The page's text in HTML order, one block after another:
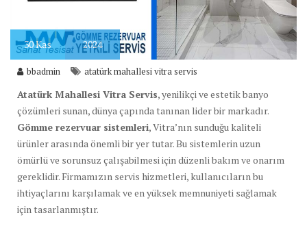
30Kas 2024
bbadmin atatürk mahallesi vitra servis
Atatürk Mahallesi Vitra Servis, yenilikçi ve estetik banyo
çözümleri sunan, dünya çapında tanınan lider bir markadır.
Gömme rezervuar sistemleri, Vitra’nın sunduğu kaliteli
ürünler arasında önemli bir yer tutar. Bu sistemlerin uzun
ömürlü ve sorunsuz çalışabilmesi için düzenli bakım ve onarım
gereklidir. Firmamızın servis hizmetleri, kullanıcıların bu
ihtiyaçlarını karşılamak ve en yüksek memnuniyeti sağlamak
için tasarlanmıştır.